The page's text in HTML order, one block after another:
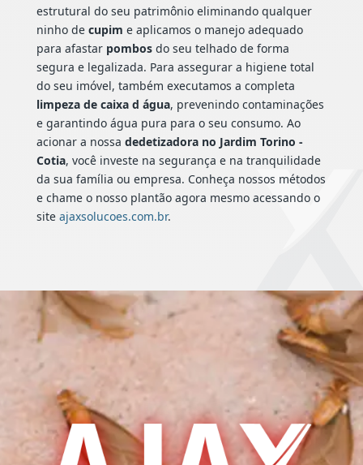
estrutural do seu patrimônio eliminando qualquer
ninho de cupim e aplicamos o manejo adequado
para afastar pombosdo seu telhado de forma
segura e legalizada. Para assegurar a higiene total
do seu imóvel, também executamos a completa
limpeza de caixa d água, prevenindo contaminações
e garantindo água pura para o seu consumo. Ao
acionar a nossa dedetizadora no Jardim Torino -
Cotia, você investe na segurança e na tranquilidade
da sua família ou empresa. Conheça nossos métodos
e chame o nosso plantão agora mesmo acessando o
site ajaxsolucoes.com.br.